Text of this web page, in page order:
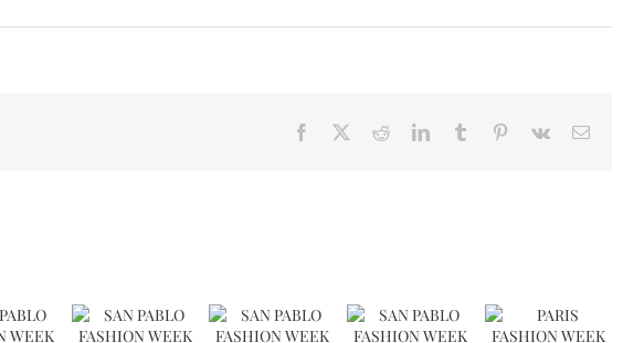
Facebook RedditLinkedInTumblr Pinterest
Vk Email